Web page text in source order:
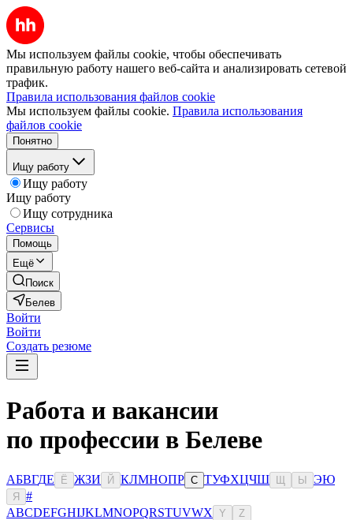
Мы используем файлы cookie, чтобы обеспечивать
правильную работу нашего веб-сайта и анализировать сетевой
трафик.
Правила использования файлов cookie
Мы используем файлы cookie. Правила использования
файлов cookie
Понятно
Ищу работу
Ищу работу
Ищу работу
Ищу сотрудника
Сервисы
Помощь
Ещё
Поиск
Белев
Войти
Войти
Создать резюме
Работа и вакансии
по профессии в Белеве
АБВГДЕ Ё ЖЗИ Й КЛМНОПР С ТУФХЦЧШ Ы ЭЮ
Я
#
ABCDEFGHIJKLMNOPQRSTUVWX Y Z